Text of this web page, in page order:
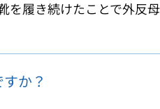
を履き続けたことで外反母
か？